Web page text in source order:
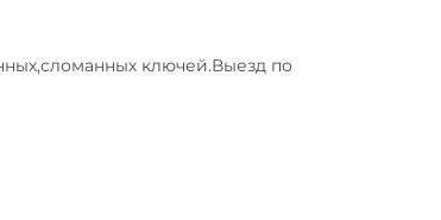
ключей.Выезд по